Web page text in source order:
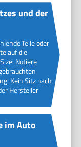
und der
Teile oder
auf die
Notiere
Kein Sitz nach
Hersteller
im Auto